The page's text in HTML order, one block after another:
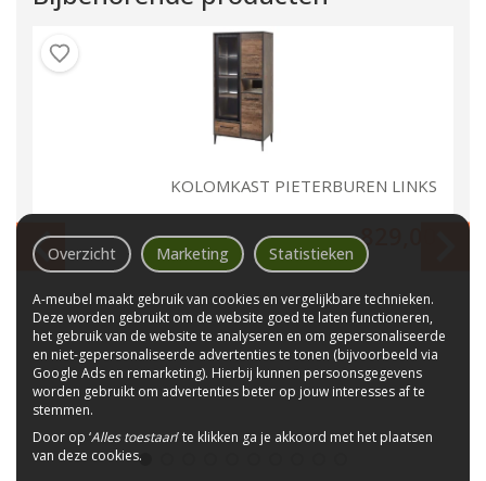
KOLOMKAST PIETERBUREN LINKS
829,00
Overzicht Marketing Statistieken
A-meubel maakt gebruik van cookies en vergelijkbare technieken.
Deze worden gebruikt om de website goed te laten functioneren,
het gebruik van de website te analyseren en om gepersonaliseerde
en niet-gepersonaliseerde advertenties te tonen (bijvoorbeeld via
Google Ads en remarketing). Hierbij kunnen persoonsgegevens
worden gebruikt om advertenties beter op jouw interesses af te
stemmen.
Door op ‘Alles toestaan’ te klikken ga je akkoord met het plaatsen
van deze cookies.